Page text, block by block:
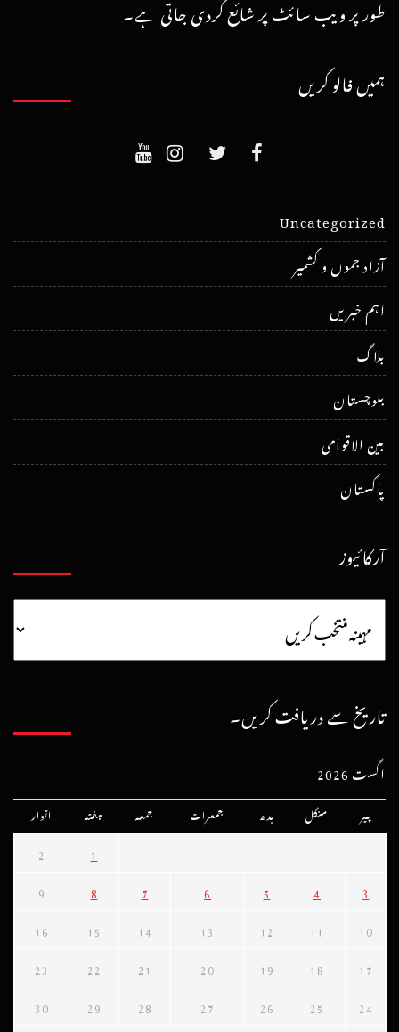
طور پر ویب سائٹ پر شائع کردی جاتی ہے۔
ہمیں فالو کریں
Uncategorized
آزاد جموں و کشمیر
اہم خبریں
بلاگ
بلوچستان
بین الاقوامی
پاکستان
آرکائیوز
تاریخ سے دریافت کریں۔
اگست 2026
پیر منگل بدھ جمعرات جمعہ ہفتہ اتوار
1
2
3
4
5
6
7
8
9
10
11
12
13
14
15
16
17
18
19
20
21
22
23
24
25
26
27
28
29
30